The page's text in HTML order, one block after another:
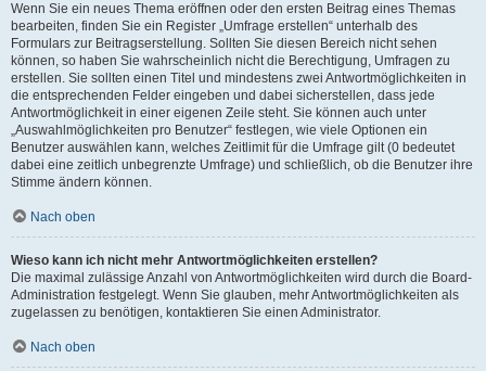
Wenn Sie ein neues Thema eröffnen oder den ersten Beitrag eines Themas
bearbeiten, finden Sie ein Register „Umfrage erstellen“ unterhalb des
Formulars zur Beitragserstellung. Sollten Sie diesen Bereich nicht sehen
können, so haben Sie wahrscheinlich nicht die Berechtigung, Umfragen zu
erstellen. Sie sollten einen Titel und mindestens zwei Antwortmöglichkeiten in
die entsprechenden Felder eingeben und dabei sicherstellen, dass jede
Antwortmöglichkeit in einer eigenen Zeile steht. Sie können auch unter
„Auswahlmöglichkeiten pro Benutzer“ festlegen, wie viele Optionen ein
Benutzer auswählen kann, welches Zeitlimit für die Umfrage gilt (0 bedeutet
dabei eine zeitlich unbegrenzte Umfrage) und schließlich, ob die Benutzer ihre
Stimme ändern können.
Nach oben
Wieso kann ich nicht mehr Antwortmöglichkeiten erstellen?
Die maximal zulässige Anzahl von Antwortmöglichkeiten wird durch die Board-
Administration festgelegt. Wenn Sie glauben, mehr Antwortmöglichkeiten als
zugelassen zu benötigen, kontaktieren Sie einen Administrator.
Nach oben